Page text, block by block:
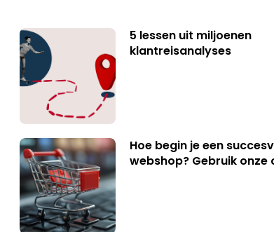
5 lessen uit miljoenen
klantreisanalyses
Hoe begin je een
webshop? Gebruik onze